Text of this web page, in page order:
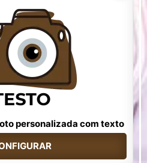
personalizada com texto